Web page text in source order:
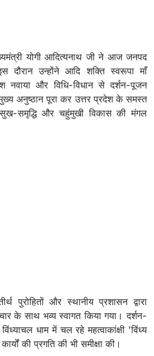
योगी आदित्यनाथ जी ने आज जनपद
दौरान उन्होंने आदि शक्ति स्वरूपा माँ
नवाया और विधि-विधान से दर्शन-पूजन
अनुष्ठान पूरा कर उत्तर प्रदेश के समस्त
सुख-समृद्धि और चहुंमुखी विकास की मंगल
पुरोहितों और स्थानीय प्रशासन द्वारा
के साथ भव्य स्वागत किया गया। दर्शन-
धाम में चल रहे महत्वाकांक्षी 'विंध्य
की प्रगति की भी समीक्षा की।